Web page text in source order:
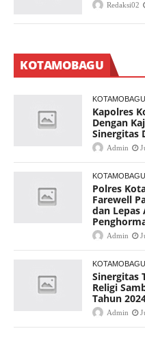
Redaksi02
KOTAMOBAGU
KOTAMOBAGU
Kapolres
Dengan
Sinergitas
Admin
KOTAMOBAGU
Polres
Farewell
dan Lepas
Admin
KOTAMOBAGU
Sinergitas
Religi
Tahun
Admin